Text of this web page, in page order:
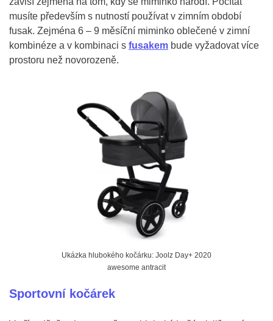
musíte především s nutností používat v zimním období
fusak. Zejména 6 – 9 měsíční miminko oblečené v zimní
kombinéze a v kombinaci s fusakem bude vyžadovat více
prostoru než novorozeně.
Ukázka hlubokého kočárku: Joolz Day+ 2020
awesome antracit
Sportovní kočárek